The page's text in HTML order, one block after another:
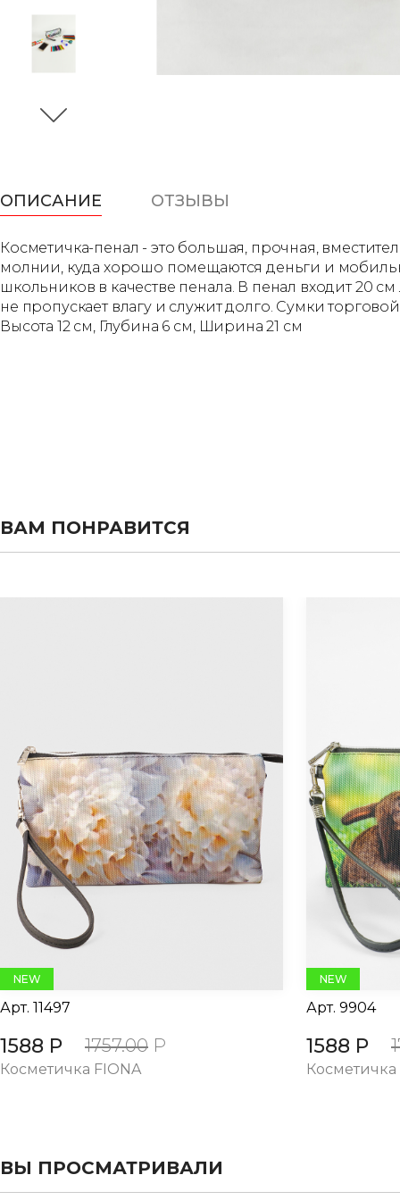
ОПИСАНИЕ ОТЗЫВЫ
Косметичка-пенал - это большая, прочная,
молнии, куда хорошо помещаются деньги и
школьников в качестве пенала. В пенал входит 20
не пропускает влагу и служит долго. Сумки
Высота 12 см, Глубина 6 см, Ширина 21 см
ВАМ ПОНРАВИТСЯ
NEW
Арт. 11497
1588 Р 1757.00 Р
Косметичка FIONA
NEW
Арт. 9904
1588 Р
Косметичка
ВЫ ПРОСМАТРИВАЛИ